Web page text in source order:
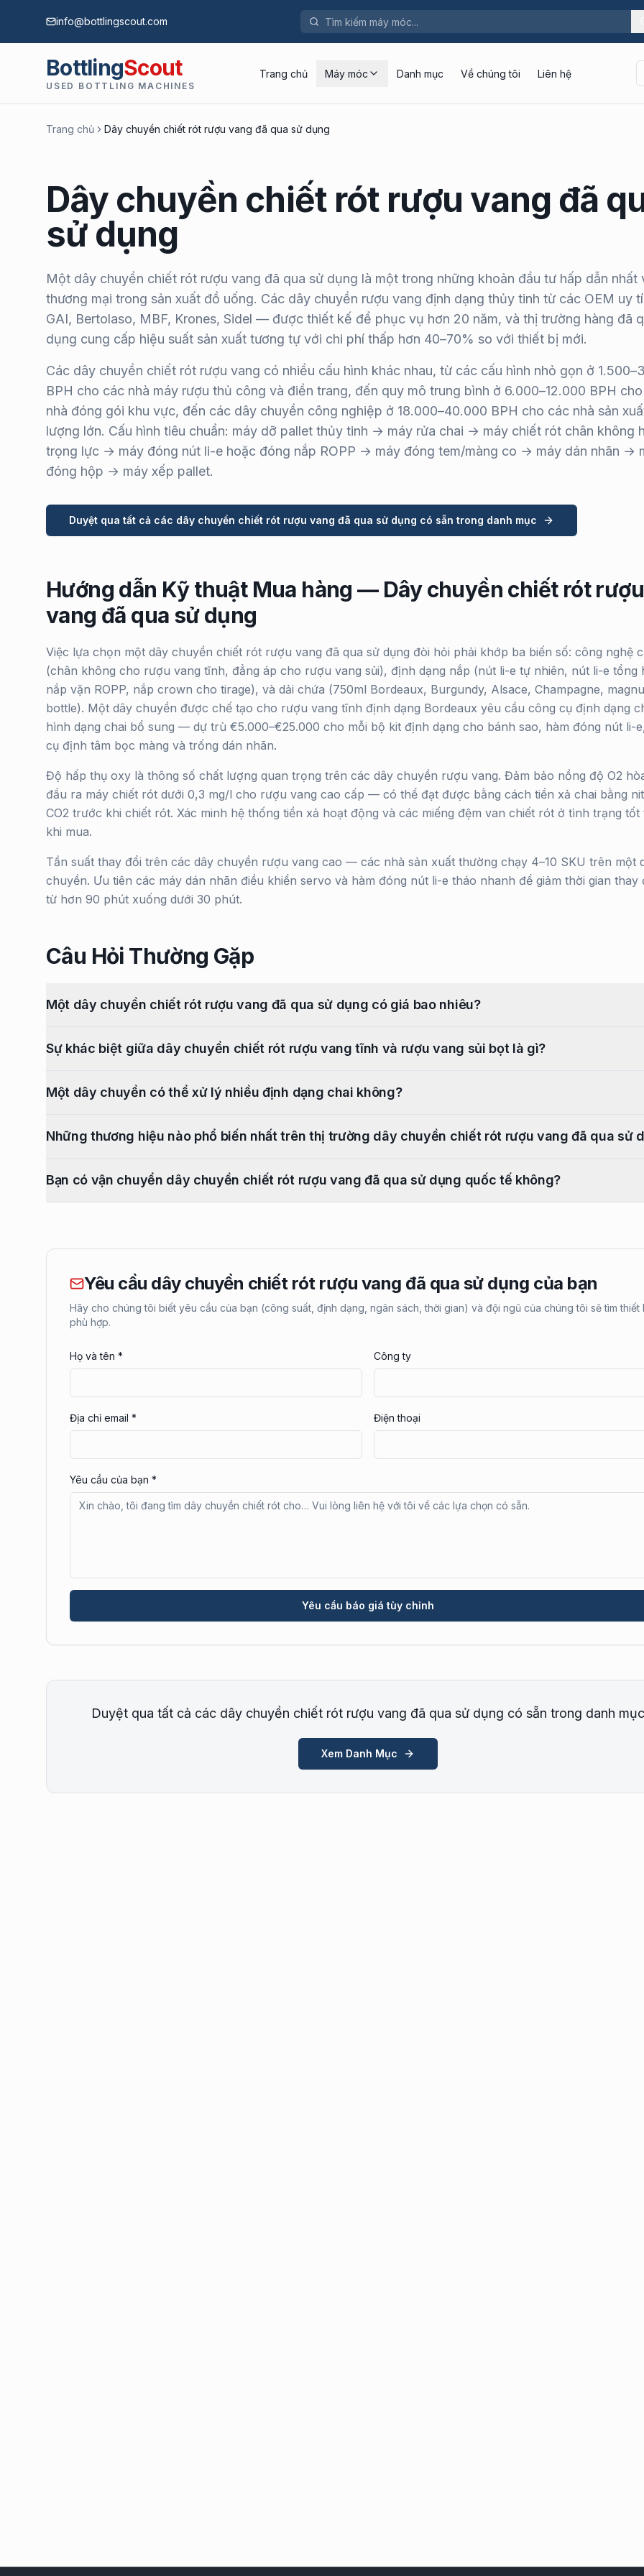
info@bottlingscout.com
BottlingScout
USED BOTTLING MACHINES
Trang chủ Máy móc Danh mục Về chúng tôi Liên hệ
Trang chủ Dây chuyền chiết rót rượu vang đã qua sử dụng
Dây chuyền chiết rót rượu vang đã
sử dụng
Một dây chuyền chiết rót rượu vang đã qua sử dụng là một trong những khoản đầu tư hấp dẫn nhất
thương mại trong sản xuất đồ uống. Các dây chuyền rượu vang định dạng thủy tinh từ các OEM uy
GAI, Bertolaso, MBF, Krones, Sidel — được thiết kế để phục vụ hơn 20 năm, và thị trường hàng đã
dụng cung cấp hiệu suất sản xuất tương tự với chi phí thấp hơn 40–70% so với thiết bị mới.
Các dây chuyền chiết rót rượu vang có nhiều cấu hình khác nhau, từ các cấu hình nhỏ gọn ở
BPH cho các nhà máy rượu thủ công và điền trang, đến quy mô trung bình ở 6.000–12.000 BPH
nhà đóng gói khu vực, đến các dây chuyền công nghiệp ở 18.000–40.000 BPH cho các nhà sản
lượng lớn. Cấu hình tiêu chuẩn: máy dỡ pallet thủy tinh → máy rửa chai → máy chiết rót chân không
trọng lực → máy đóng nút li-e hoặc đóng nắp ROPP → máy đóng tem/màng co → máy dán nhãn →
đóng hộp → máy xếp pallet.
Duyệt qua tất cả các dây chuyền chiết rót rượu vang đã qua sử dụng có sẵn trong danh mục
Hướng dẫn Kỹ thuật Mua hàng — Dây chuyền chiết rót rượu
vang đã qua sử dụng
Việc lựa chọn một dây chuyền chiết rót rượu vang đã qua sử dụng đòi hỏi phải khớp ba biến số: công nghệ
(chân không cho rượu vang tĩnh, đẳng áp cho rượu vang sủi), định dạng nắp (nút li-e tự nhiên, nút li-e tổng
nắp vặn ROPP, nắp crown cho tirage), và dải chứa (750ml Bordeaux, Burgundy, Alsace, Champagne,
bottle). Một dây chuyền được chế tạo cho rượu vang tĩnh định dạng Bordeaux yêu cầu công cụ định dạng
hình dạng chai bổ sung — dự trù €5.000–€25.000 cho mỗi bộ kit định dạng cho bánh sao, hàm đóng nút li-
cụ định tâm bọc màng và trống dán nhãn.
Độ hấp thụ oxy là thông số chất lượng quan trọng trên các dây chuyền rượu vang. Đảm bảo nồng độ O2
đầu ra máy chiết rót dưới 0,3 mg/l cho rượu vang cao cấp — có thể đạt được bằng cách tiền xả chai bằng
CO2 trước khi chiết rót. Xác minh hệ thống tiền xả hoạt động và các miếng đệm van chiết rót ở tình trạng
khi mua.
Tần suất thay đổi trên các dây chuyền rượu vang cao — các nhà sản xuất thường chạy 4–10 SKU trên một
chuyền. Ưu tiên các máy dán nhãn điều khiển servo và hàm đóng nút li-e tháo nhanh để giảm thời gian thay
từ hơn 90 phút xuống dưới 30 phút.
Câu Hỏi Thường Gặp
Một dây chuyền chiết rót rượu vang đã qua sử dụng có giá bao nhiêu?
Sự khác biệt giữa dây chuyền chiết rót rượu vang tĩnh và rượu vang sủi bọt là gì?
Một dây chuyền có thể xử lý nhiều định dạng chai không?
Những thương hiệu nào phổ biến nhất trên thị trường dây chuyền chiết rót rượu vang đã qua sử
Bạn có vận chuyển dây chuyền chiết rót rượu vang đã qua sử dụng quốc tế không?
Yêu cầu dây chuyền chiết rót rượu vang đã qua sử dụng của bạn
Hãy cho chúng tôi biết yêu cầu của bạn (công suất, định dạng, ngân sách, thời gian) và đội ngũ của chúng tôi sẽ tìm thiết
phù hợp.
Họ và tên * Công ty
Địa chỉ email * Điện thoại
Yêu cầu của bạn *
Yêu cầu báo giá tùy chỉnh
Duyệt qua tất cả các dây chuyền chiết rót rượu vang đã qua sử dụng có sẵn trong danh mục
Xem Danh Mục